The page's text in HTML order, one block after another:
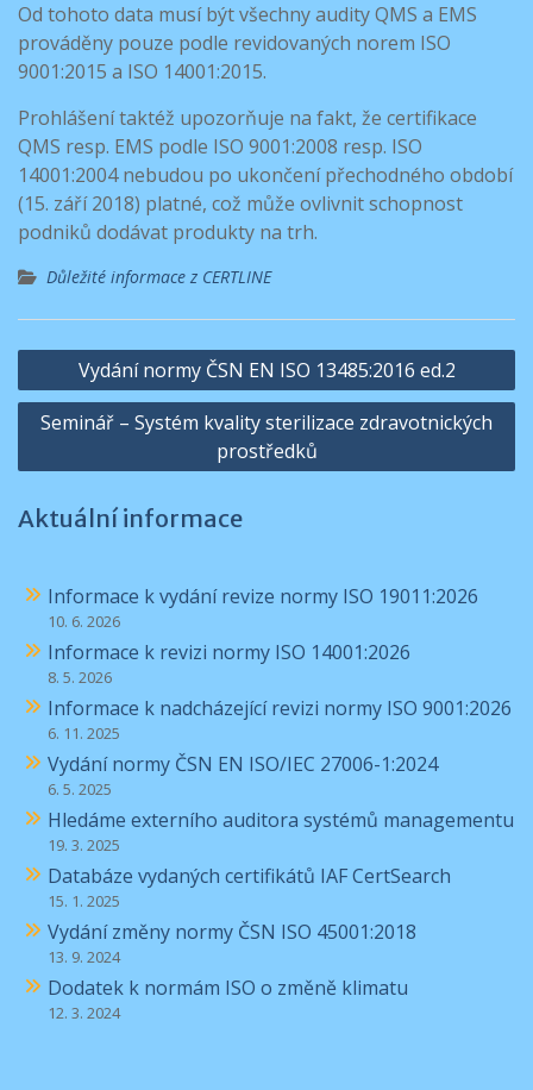
Od tohoto data musí být všechny audity QMS a EMS
prováděny pouze podle revidovaných norem ISO
9001:2015 a ISO 14001:2015.
Prohlášení taktéž upozorňuje na fakt, že certifikace
QMS resp. EMS podle ISO 9001:2008 resp. ISO
14001:2004 nebudou po ukončení přechodného období
(15. září 2018) platné, což může ovlivnit schopnost
podniků dodávat produkty na trh.
Důležité informace z CERTLINE
Navigace
pro
příspěvek
Vydání normy ČSN EN ISO 13485:2016 ed.2
Seminář – Systém kvality sterilizace zdravotnických
prostředků
Aktuální informace
Informace k vydání revize normy ISO 19011:2026
10. 6. 2026
Informace k revizi normy ISO 14001:2026
8. 5. 2026
Informace k nadcházející revizi normy ISO 9001:2026
6. 11. 2025
Vydání normy ČSN EN ISO/IEC 27006-1:2024
6. 5. 2025
Hledáme externího auditora systémů managementu
19. 3. 2025
Databáze vydaných certifikátů IAF CertSearch
15. 1. 2025
Vydání změny normy ČSN ISO 45001:2018
13. 9. 2024
Dodatek k normám ISO o změně klimatu
12. 3. 2024